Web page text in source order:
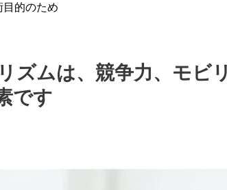
目的のため
ズムは、競争力、モビ
です